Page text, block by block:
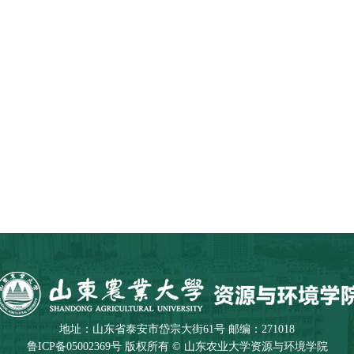
地址：山东省泰安市岱宗大街61号 邮编：271018
鲁ICP备05002369号 版权所有 © 山东农业大学资源与环境学院